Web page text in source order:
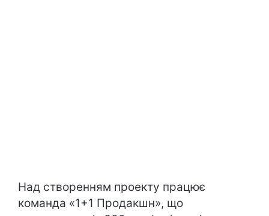
Над створенням проекту працює
команда «1+1 Продакшн», що